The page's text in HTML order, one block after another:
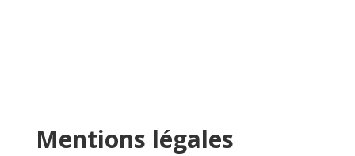
Mentions légales